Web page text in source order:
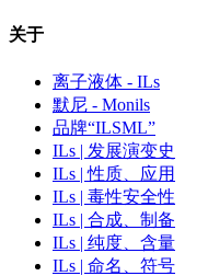
关于
离子液体 - ILs
默尼 - Monils
品牌“ILSML”
ILs | 发展演变史
ILs | 性质、应用
ILs | 毒性安全性
ILs | 合成、制备
ILs | 纯度、含量
ILs | 命名、符号